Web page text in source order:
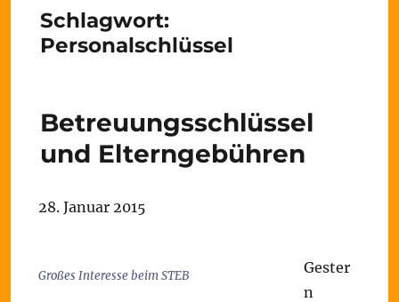
Schlagwort:
Personalschlüssel
Betreuungsschlüssel
und Elterngebühren
28. Januar 2015
Großes Interesse beim STEB
Gester
n